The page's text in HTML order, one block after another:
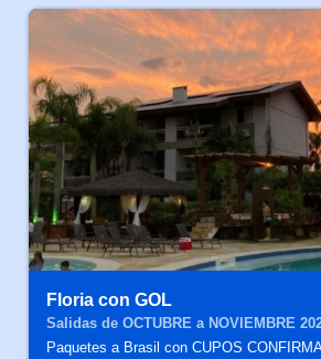
Floria con GOL
Salidas de OCTUBRE a NOVIEMBRE
Paquetes a Brasil con CUPOS